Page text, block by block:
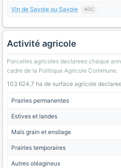
Vin de Savoie ou Savoie AOC
Activité agricole
Parcelles agricoles declarees chaque
cadre de la Politique Agricole Commune.
103 624,7 ha de surface agricole
Prairies permanentes
Estives et landes
Maïs grain et ensilage
Prairies temporaires
Autres oléagineux